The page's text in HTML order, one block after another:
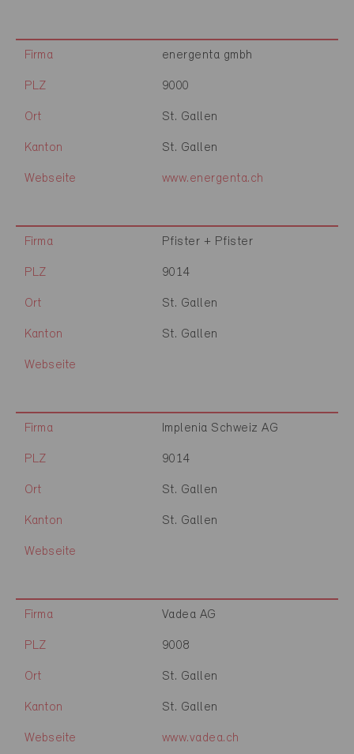
Firma energenta gmbh
PLZ 9000
Ort St. Gallen
Kanton St. Gallen
Webseite www.energenta.ch
Firma Pfister + Pfister
PLZ 9014
Ort St. Gallen
Kanton St. Gallen
Webseite
Firma Implenia Schweiz AG
PLZ 9014
Ort St. Gallen
Kanton St. Gallen
Webseite
Firma Vadea AG
PLZ 9008
Ort St. Gallen
Kanton St. Gallen
Webseite www.vadea.ch